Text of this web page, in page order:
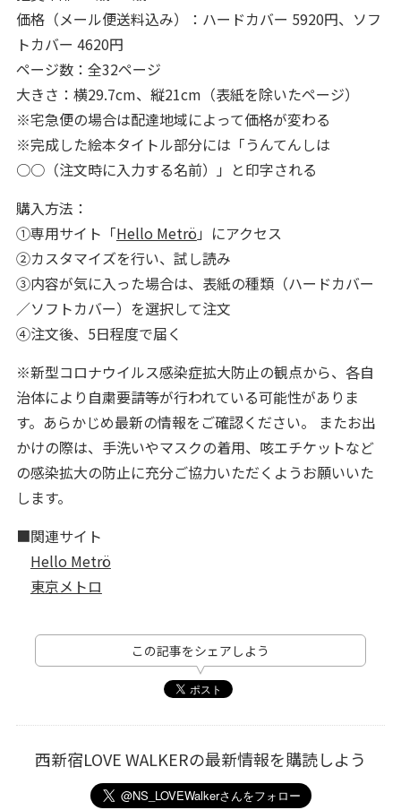
価格（メール便送料込み）：ハードカバー 5920円、ソフ
トカバー 4620円
ページ数：全32ページ
大きさ：横29.7cm、縦21cm（表紙を除いたページ）
※宅急便の場合は配達地域によって価格が変わる
※完成した絵本タイトル部分には「うんてんしは
○○（注文時に入力する名前）」と印字される
購入方法：
①専用サイト「Hello Metrö」にアクセス
②カスタマイズを行い、試し読み
③内容が気に入った場合は、表紙の種類（ハードカバー
／ソフトカバー）を選択して注文
④注文後、5日程度で届く
※新型コロナウイルス感染症拡大防止の観点から、各自
治体により自粛要請等が行われている可能性がありま
す。あらかじめ最新の情報をご確認ください。 またお出
かけの際は、手洗いやマスクの着用、咳エチケットなど
の感染拡大の防止に充分ご協力いただくようお願いいた
します。
■関連サイト
Hello Metrö
東京メトロ
この記事をシェアしよう
西新宿LOVE WALKERの最新情報を購読しよう